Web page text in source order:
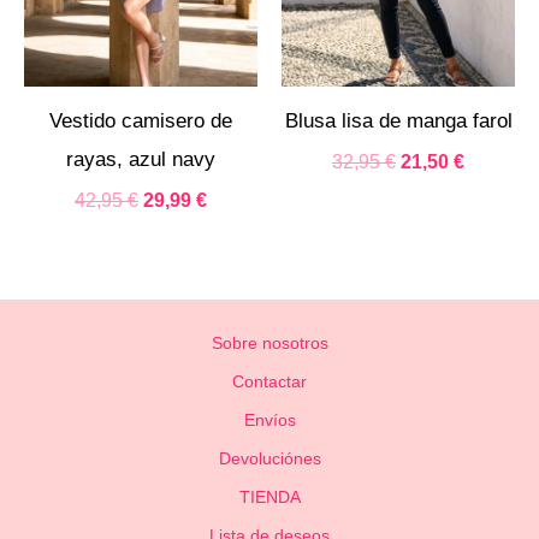
Vestido camisero de
rayas, azul navy
42,95€ 29,99 €
Blusa lisa de manga farol
32,95€ 21,50 €
Sobre nosotros
Contactar
Envíos
Devoluciónes
TIENDA